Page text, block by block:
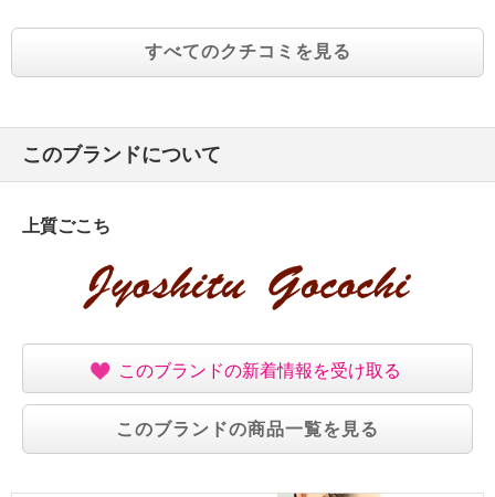
すべてのクチコミを見る
このブランドについて
上質ごこち
このブランドの新着情報を受け取る
このブランドの商品一覧を見る